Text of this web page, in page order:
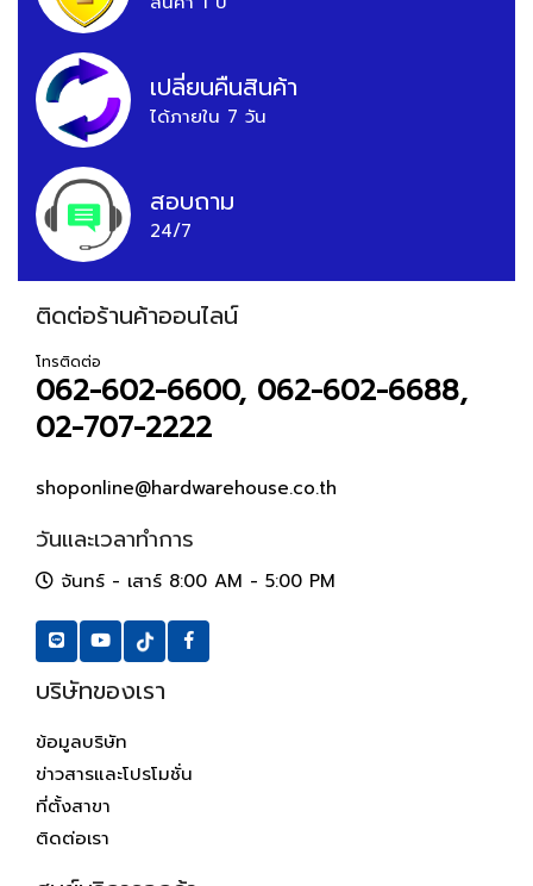
เปลี่ยนคืนสินค้า
ได้ภายใน 7 วัน
สอบถาม
24/7
ติดต่อร้านค้าออนไลน์
โทรติดต่อ
062-602-6600, 062-602-6688,
02-707-2222
shoponline@hardwarehouse.co.th
วันและเวลาทำการ
จันทร์ - เสาร์ 8:00 AM - 5:00 PM
บริษัทของเรา
ข้อมูลบริษัท
ข่าวสารและโปรโมชั่น
ที่ตั้งสาขา
ติดต่อเรา